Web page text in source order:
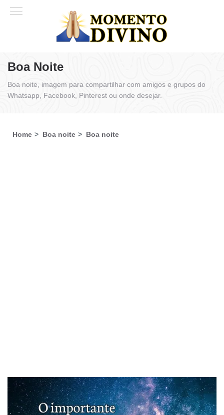
Boa Noite
Boa noite, imagem para compartilhar com amigos e grupos do
Whatsapp, Facebook, Pinterest ou onde desejar.
Home Boa noite Boa noite